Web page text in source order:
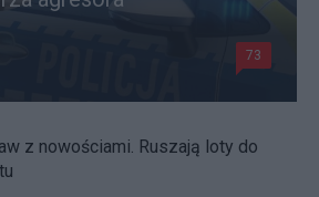
73
z nowościami. Ruszają loty do